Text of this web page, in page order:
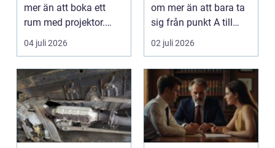
mer än att boka ett
rum med projektor.
Företag letar efter
plats...
04 juli 2026
om mer än att bara ta
sig från punkt A till
punkt B. M...
02 juli 2026